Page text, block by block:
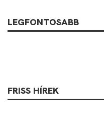
LEGFONTOSABB
FRISS HÍREK